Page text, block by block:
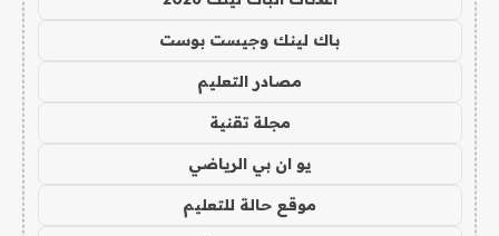
باك لينك وجيست بوست
مصادر التعليم
مجلة تقنية
يو ان بي الرياضي
موقع حالة للتعليم